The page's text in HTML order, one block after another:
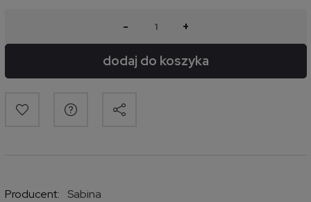
- +
dodaj do koszyka
Producent:
Sabina